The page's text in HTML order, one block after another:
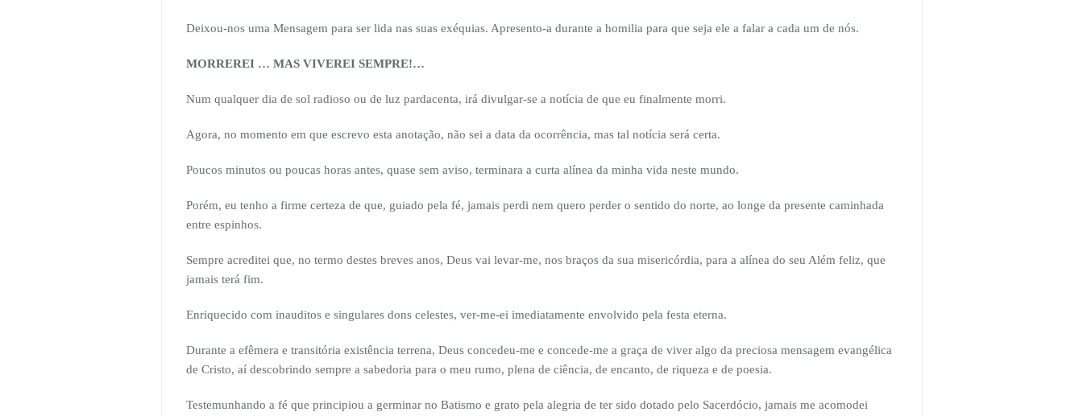
Deixou-nos uma Mensagem para ser lida nas suas exéquias. Apresento-a durante a homilia para que seja ele a falar a cada um de nós.
MORREREI … MAS VIVEREI SEMPRE!…
Num qualquer dia de sol radioso ou de luz pardacenta, irá divulgar-se a notícia de que eu finalmente morri.
Agora, no momento em que escrevo esta anotação, não sei a data da ocorrência, mas tal notícia será certa.
Poucos minutos ou poucas horas antes, quase sem aviso, terminara a curta alínea da minha vida neste mundo.
Porém, eu tenho a firme certeza de que, guiado pela fé, jamais perdi nem quero perder o sentido do norte, ao longe da presente caminhada
entre espinhos.
Sempre acreditei que, no termo destes breves anos, Deus vai levar-me, nos braços da sua misericórdia, para a alínea do seu Além feliz, que
jamais terá fim.
Enriquecido com inauditos e singulares dons celestes, ver-me-ei imediatamente envolvido pela festa eterna.
Durante a efêmera e transitória existência terrena, Deus concedeu-me e concede-me a graça de viver algo da preciosa mensagem evangélica
de Cristo, aí descobrindo sempre a sabedoria para o meu rumo, plena de ciência, de encanto, de riqueza e de poesia.
Testemunhando a fé que principiou a germinar no Batismo e grato pela alegria de ter sido dotado pelo Sacerdócio, jamais me acomodei